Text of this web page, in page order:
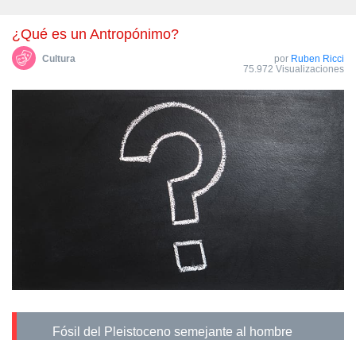
¿Qué es un Antropónimo?
Cultura por Ruben Ricci
75.972 Visualizaciones
Fósil del Pleistoceno semejante al hombre